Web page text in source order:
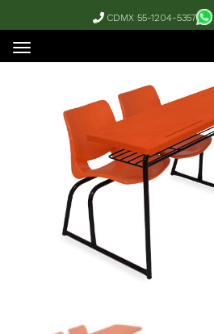
CDMX 55-1204-5357